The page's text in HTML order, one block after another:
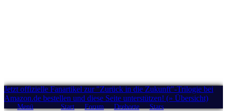
Jetzt offizielle Fanartikel zur "Zurück in die Zukunft"-Trilogie bei
Amazon.de bestellen und diese Seite unterstützen! (» Übersicht)
Menü Start Forum Drehorte Stars